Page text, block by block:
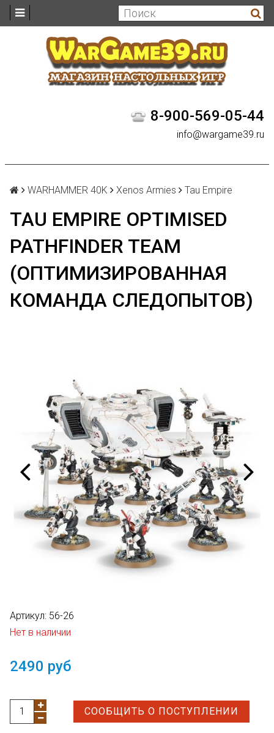
8-900-569-05-44
info@wargame39.ru
WARHAMMER 40K Xenos Armies Tau Empire
TAU EMPIRE OPTIMISED
PATHFINDER TEAM
(ОПТИМИЗИРОВАННАЯ
КОМАНДА СЛЕДОПЫТОВ)
Артикул: 56-26
Нет в наличии
2490 руб
СООБЩИТЬ О ПОСТУПЛЕНИИ